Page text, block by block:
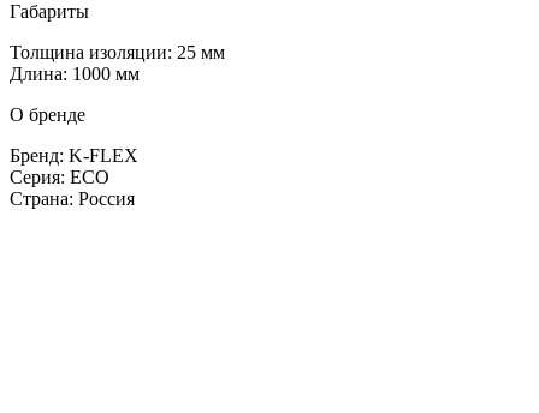
Габариты
Толщина изоляции: 25 мм
Длина: 1000 мм
О бренде
Бренд: K-FLEX
Серия: ECO
Страна: Россия